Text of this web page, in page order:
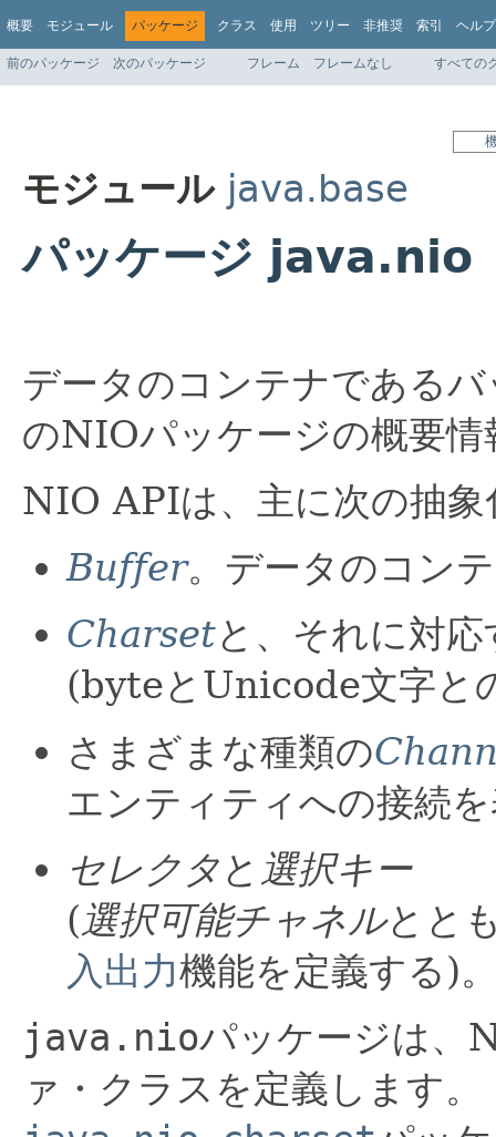
概要 モジュール パッケージ クラス 使用 ツリー 非推奨 索引 ヘルプ
前のパッケージ 次のパッケージ フレーム フレームなし すべての
モジュール java.base
パッケージ java.nio
データのコンテナである
のNIOパッケージの概要情
NIO APIは、主に次の抽象
Buffer。データのコン
Charsetと、それに対応
(byteとUnicode文字と
さまざまな種類の
エンティティへの接続
セレクタ と 選択キー
(選択可能チャネルとと
入出力機能を定義する)
java.nioパッケージは、
ァ・クラスを定義します。